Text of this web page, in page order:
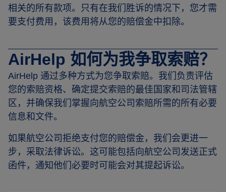
相关的所有款项。只有在我们胜诉的情况下，您才需
要支付费用，该费用将从您的赔偿金中扣除。
AirHelp 如何为我争取索赔？
AirHelp 通过多种方式为您争取索赔。我们负责评估
您的索赔资格、确定提交索赔的最佳国家和司法管辖
区，并确保我们掌握向航空公司索赔所需的所有必要
信息和文件。
如果航空公司拒绝支付您的赔偿金，我们会更进一
步，采取法律诉讼。这可能包括向航空公司发送正式
函件，通知他们必要时可能会对其提起诉讼。